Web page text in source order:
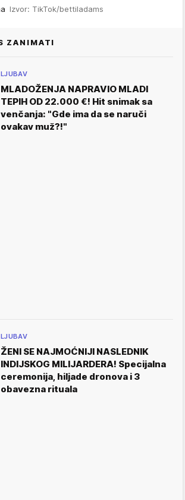
Izvor: TikTok/bettiladams
ZANIMATI
LJUBAV
MLADOŽENJA NAPRAVIO MLADI
TEPIH OD 22.000 €! Hit snimak sa
venčanja: "Gde ima da se naruči
ovakav muž?!"
LJUBAV
ŽENI SE NAJMOĆNIJI NASLEDNIK
INDIJSKOG MILIJARDERA! Specijalna
ceremonija, hiljade dronova i 3
obavezna rituala